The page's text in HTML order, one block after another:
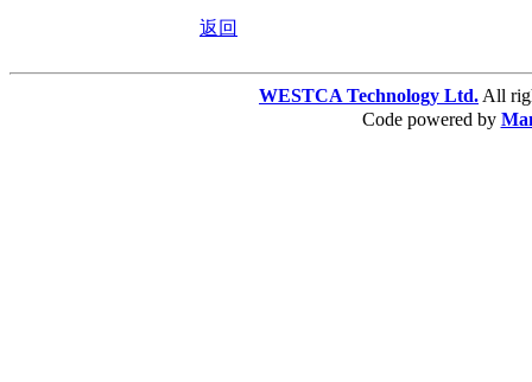
返回
WESTCA Technology Ltd. All
Code powered by